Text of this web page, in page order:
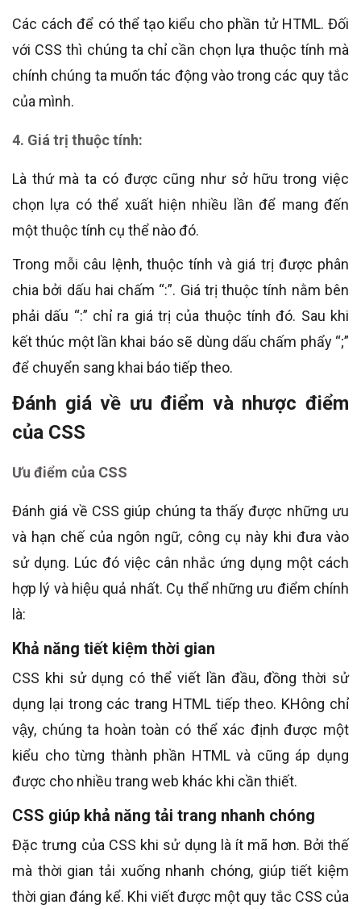
Các cách để có thể tạo kiểu cho phần tử HTML. Đối
với CSS thì chúng ta chỉ cần chọn lựa thuộc tính mà
chính chúng ta muốn tác động vào trong các quy tắc
của mình.
4. Giá trị thuộc tính:
Là thứ mà ta có được cũng như sở hữu trong việc
chọn lựa có thể xuất hiện nhiều lần để mang đến
một thuộc tính cụ thể nào đó.
Trong mỗi câu lệnh, thuộc tính và giá trị được phân
chia bởi dấu hai chấm “:”. Giá trị thuộc tính nằm bên
phải dấu “:” chỉ ra giá trị của thuộc tính đó. Sau khi
kết thúc một lần khai báo sẽ dùng dấu chấm phẩy “;”
để chuyển sang khai báo tiếp theo.
Đánh giá về ưu điểm và nhược điểm
của CSS
Ưu điểm của CSS
Đánh giá về CSS giúp chúng ta thấy được những ưu
và hạn chế của ngôn ngữ, công cụ này khi đưa vào
sử dụng. Lúc đó việc cân nhắc ứng dụng một cách
hợp lý và hiệu quả nhất. Cụ thể những ưu điểm chính
là:
Khả năng tiết kiệm thời gian
CSS khi sử dụng có thể viết lần đầu, đồng thời sử
dụng lại trong các trang HTML tiếp theo. KHông chỉ
vậy, chúng ta hoàn toàn có thể xác định được một
kiểu cho từng thành phần HTML và cũng áp dụng
được cho nhiều trang web khác khi cần thiết.
CSS giúp khả năng tải trang nhanh chóng
Đặc trưng của CSS khi sử dụng là ít mã hơn. Bởi thế
mà thời gian tải xuống nhanh chóng, giúp tiết kiệm
thời gian đáng kể. Khi viết được một quy tắc CSS của